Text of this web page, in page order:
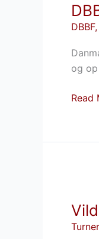
DBBF,
og
ny
aftale
Read
i